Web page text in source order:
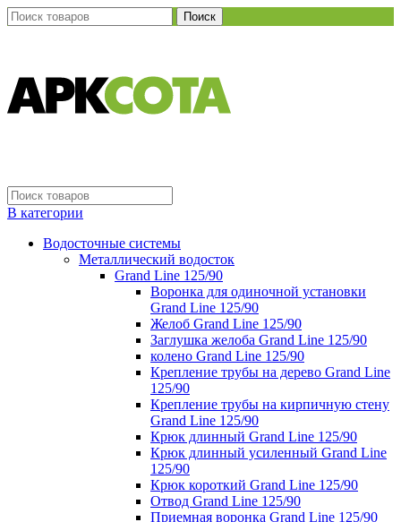
Поиск
В категории
Водосточные системы
Металлический водосток
Grand Line 125/90
Воронка для одиночной установки
Grand Line 125/90
Желоб Grand Line 125/90
Заглушка желоба Grand Line 125/90
колено Grand Line 125/90
Крепление трубы на дерево Grand Line
125/90
Крепление трубы на кирпичную стену
Grand Line 125/90
Крюк длинный Grand Line 125/90
Крюк длинный усиленный Grand Line
125/90
Крюк короткий Grand Line 125/90
Отвод Grand Line 125/90
Приемная воронка Grand Line 125/90